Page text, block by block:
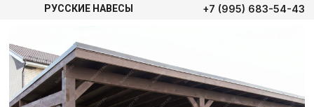
РУССКИЕ НАВЕСЫ +7 (995) 683-54-43